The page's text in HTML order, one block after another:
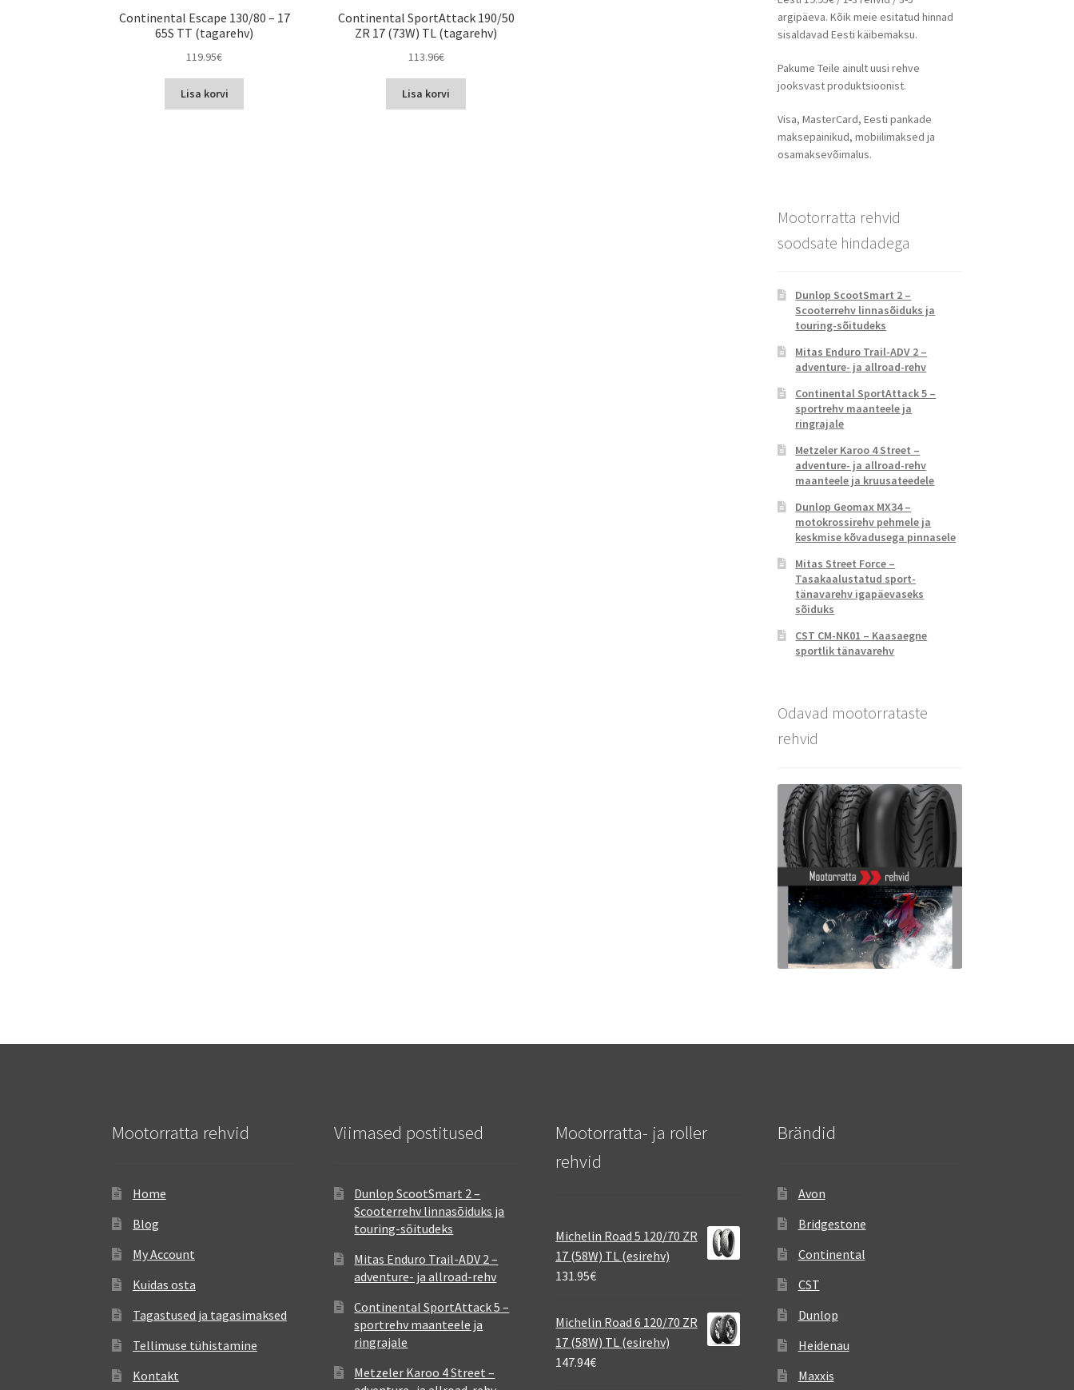
Continental Escape 130/80 – 17
65S TT (tagarehv)
119.95€
Lisa korvi
Continental SportAttack 190/50
ZR 17 (73W) TL (tagarehv)
113.96€
Lisa korvi
argipäeva. Kõik meie esitatud hinnad
sisaldavad Eesti käibemaksu.
Pakume Teile ainult uusi rehve
jooksvast produktsioonist.
Visa, MasterCard, Eesti pankade
maksepainikud, mobiilimaksed ja
osamaksevõimalus.
Mootorratta rehvid
soodsate hindadega
Dunlop ScootSmart 2 –
Scooterrehv linnasõiduks ja
touring-sõitudeks
Mitas Enduro Trail-ADV 2 –
adventure- ja allroad-rehv
Continental SportAttack 5 –
sportrehv maanteele ja
ringrajale
Metzeler Karoo 4 Street –
adventure- ja allroad-rehv
maanteele ja kruusateedele
Dunlop Geomax MX34 –
motokrossirehv pehmele ja
keskmise kõvadusega pinnasele
Mitas Street Force –
Tasakaalustatud sport-
tänavarehv igapäevaseks
sõiduks
CST CM-NK01 – Kaasaegne
sportlik tänavarehv
Odavad mootorrataste
rehvid
Mootorratta rehvid
Home
Blog
My Account
Kuidas osta
Tagastused ja tagasimaksed
Tellimuse tühistamine
Kontakt
Viimased postitused
Dunlop ScootSmart 2 –
Scooterrehv linnasõiduks ja
touring-sõitudeks
Mitas Enduro Trail-ADV 2 –
adventure- ja allroad-rehv
Continental SportAttack 5 –
sportrehv maanteele ja
ringrajale
Metzeler Karoo 4 Street –
Mootorratta- ja roller
rehvid
Michelin Road 5 120/70 ZR
17 (58W) TL (esirehv)
131.95€
Michelin Road 6 120/70 ZR
17 (58W) TL (esirehv)
147.94€
Brändid
Avon
Bridgestone
Continental
CST
Dunlop
Heidenau
Maxxis